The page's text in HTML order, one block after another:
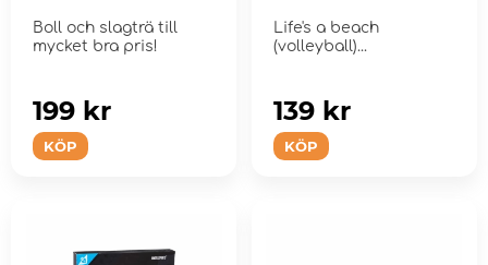
Boll och slagträ till
mycket bra pris!
KÖP
199 kr
Life's a beach
(volleyball)...
KÖP
139 kr